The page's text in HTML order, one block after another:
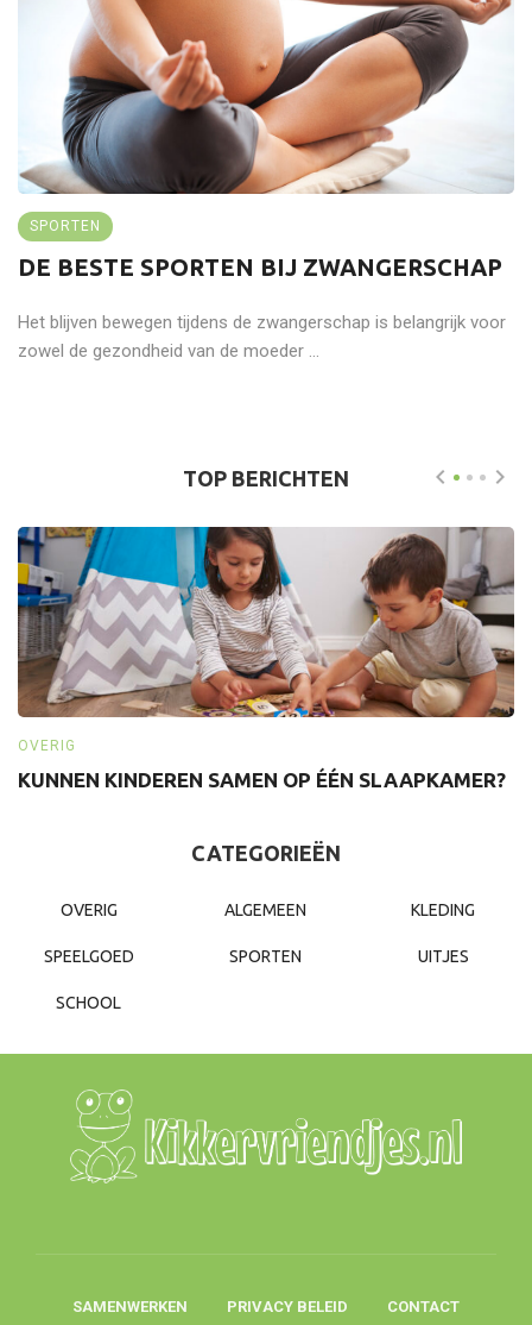
SPORTEN
DE BESTE SPORTEN BIJ ZWANGERSCHAP
Het blijven bewegen tijdens de zwangerschap is belangrijk voor
zowel de gezondheid van de moeder ...
TOP BERICHTEN
OVERIG
KUNNEN KINDEREN SAMEN OP ÉÉN SLAAPKAMER?
CATEGORIEËN
OVERIG ALGEMEEN KLEDING
SPEELGOED SPORTEN UITJES
SCHOOL
SAMENWERKEN PRIVACY BELEID CONTACT